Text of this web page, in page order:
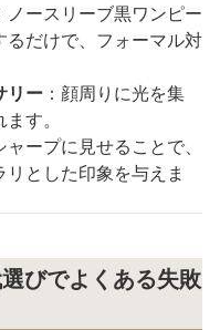
ノースリーブ黒ワンピー
だけで、フォーマル対
リー ：顔周りに光を集
す。
ャープに見せることで、
とした印象を与えま
びでよくある失敗